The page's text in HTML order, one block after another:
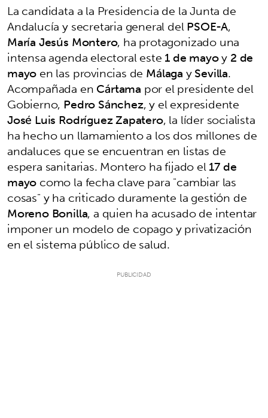
La candidata a la Presidencia de la Junta de
Andalucía y secretaria general delPSOE-A,
María Jesús Montero, ha protagonizado una
intensa agenda electoral este1 de mayoy2 de
mayoen las provincias de MálagaySevilla.
Acompañada enCártama por el presidente del
Gobierno, Pedro Sánchez, y el expresidente
José Luis Rodríguez Zapatero, la líder socialista
ha hecho un llamamiento a los dos millones de
andaluces que se encuentran en listas de
espera sanitarias. Montero ha fijado el17 de
mayocomo la fecha clave para "cambiar las
cosas" y ha criticado duramente la gestión de
Moreno Bonilla, a quien ha acusado de intentar
imponer un modelo de copago y privatización
en el sistema público de salud.